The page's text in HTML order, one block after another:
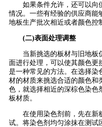
如果条件允许，还可以向
情况。一些有经验的供应商能
地板生产批次相近或者颜色控
(二)表面处理调整
当新挑选的板材与旧地板
面进行处理，可以使其颜色更
是一种常见的方法。在选择染
材的材质来挑选合适的颜色和
色，就选择相近的深棕色染色
板材质。
在使用染色剂前，先在新
试。将染色剂均匀涂抹在测试